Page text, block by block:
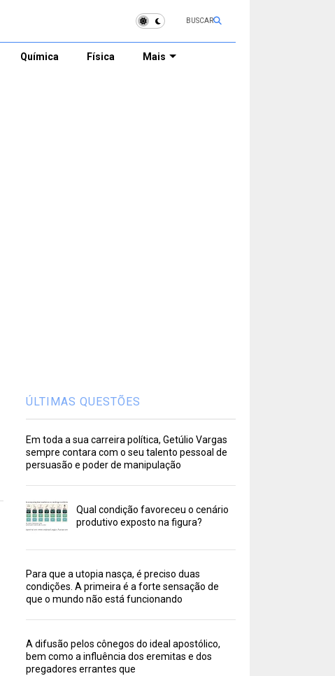
BUSCAR
Química Física Mais
ÚLTIMAS QUESTÕES
Em toda a sua carreira política, Getúlio Vargas
sempre contara com o seu talento pessoal de
persuasão e poder de manipulação
Qual condição favoreceu o cenário
produtivo exposto na figura?
Para que a utopia nasça, é preciso duas
condições. A primeira é a forte sensação de
que o mundo não está funcionando
A difusão pelos cônegos do ideal apostólico,
bem como a influência dos eremitas e dos
pregadores errantes que